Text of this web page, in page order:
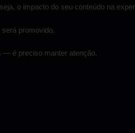
o impacto do seu conteúdo na
promovido.
— é preciso manter atenção.